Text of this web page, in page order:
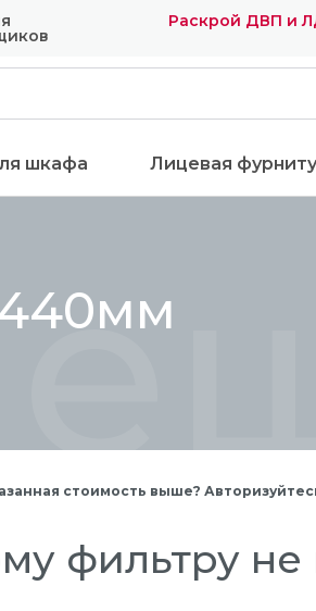
Раскрой ДВП и
шкафа Лицевая
стоимость выше?
фильтру